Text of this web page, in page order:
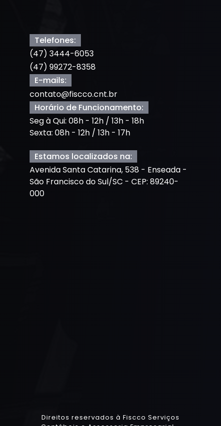
Telefones:
(47) 3444-6053
(47) 99272-8358
E-mails:
contato@fiscco.cnt.br
Horário de Funcionamento:
Seg à Qui: 08h - 12h / 13h - 18h
Sexta: 08h - 12h / 13h - 17h
Estamos localizados na:
Avenida Santa Catarina, 538 - Enseada -
São Francisco do Sul/SC - CEP: 89240-
000
Direitos reservados à Fiscco Serviços